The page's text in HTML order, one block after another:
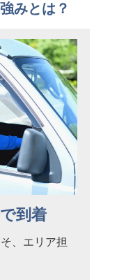
みとは？
到着
、エリア担